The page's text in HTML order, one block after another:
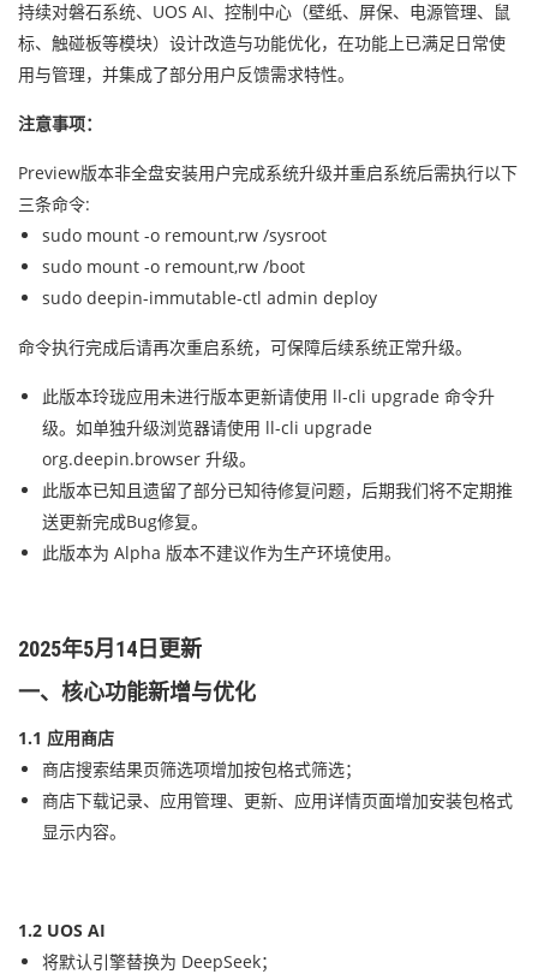
持续对磐石系统、UOS AI、控制中心（壁纸、屏保、电源管理、鼠
标、触碰板等模块）设计改造与功能优化，在功能上已满足日常使
用与管理，并集成了部分用户反馈需求特性。
注意事项：
Preview版本非全盘安装用户完成系统升级并重启系统后需执行以下
三条命令:
sudo mount -o remount,rw /sysroot
sudo mount -o remount,rw /boot
sudo deepin-immutable-ctl admin deploy
命令执行完成后请再次重启系统，可保障后续系统正常升级。
此版本玲珑应用未进行版本更新请使用 ll-cli upgrade 命令升
级。如单独升级浏览器请使用 ll-cli upgrade
org.deepin.browser 升级。
此版本已知且遗留了部分已知待修复问题，后期我们将不定期推
送更新完成Bug修复。
此版本为 Alpha 版本不建议作为生产环境使用。
2025年5月14日更新
一、核心功能新增与优化
1.1 应用商店
商店搜索结果页筛选项增加按包格式筛选；
商店下载记录、应用管理、更新、应用详情页面增加安装包格式
显示内容。
1.2 UOS AI
将默认引擎替换为 DeepSeek；